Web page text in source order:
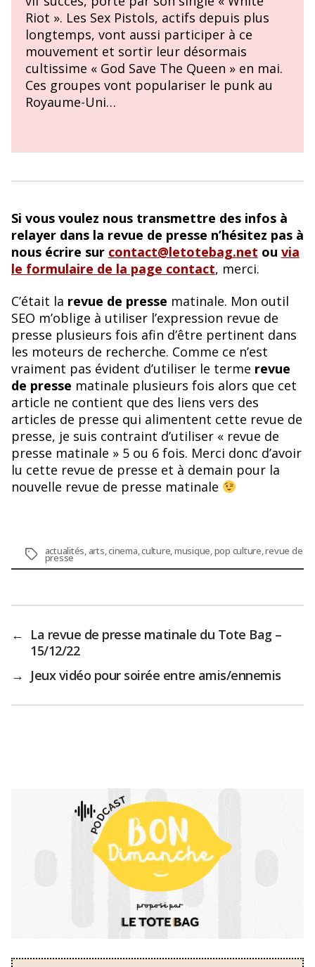
Riot ». Les Sex Pistols, actifs depuis plus
longtemps, vont aussi participer à ce
mouvement et sortir leur désormais
cultissime « God Save The Queen » en mai.
Ces groupes vont populariser le punk au
Royaume-Uni…
Si vous voulez nous transmettre des infos à
relayer dans la revue de presse n’hésitez pas à
nous écrire sur contact@letotebag.net ou via
le formulaire de la page contact, merci.
C’était la revue de presse matinale. Mon outil
SEO m’oblige à utiliser l’expression revue de
presse plusieurs fois afin d’être pertinent dans
les moteurs de recherche. Comme ce n’est
vraiment pas évident d’utiliser le terme revue
de presse matinale plusieurs fois alors que cet
article ne contient que des liens vers des
articles de presse qui alimentent cette revue de
presse, je suis contraint d’utiliser « revue de
presse matinale » 5 ou 6 fois. Merci donc d’avoir
lu cette revue de presse et à demain pour la
nouvelle revue de presse matinale
Étiquettes
actualités, arts,cinema,culture,musique,pop culture,revue de
presse
← La revue de presse matinale du Tote Bag –
15/12/22
→ Jeux vidéo pour soirée entre amis/ennemis